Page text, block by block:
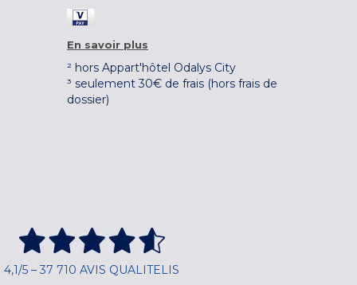
En savoir plus
² hors Appart'hôtel Odalys City
³ seulement 30€ de frais (hors frais de
dossier)
4,1/5 – 37 710 AVIS QUALITELIS